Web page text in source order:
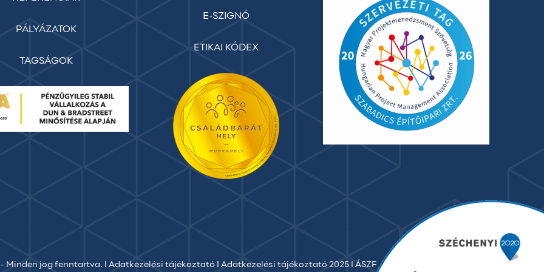
ELKÉSZÜLT A ZALAKAROSI
PÁLYÁZATOK
TAGSÁGOK
E-SZIGNÓ
ETIKAI KÓDEX
- Minden jog fenntartva. IAdatkezelési tájékoztató IAdatkezelési tájékoztató 2025 IÁSZF